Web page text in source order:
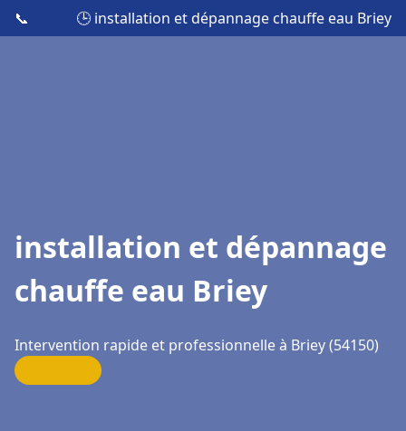
📞 🕒 installation et dépannage chauffe eau Briey
installation et dépannage
chauffe eau Briey
Intervention rapide et professionnelle à Briey (54150)